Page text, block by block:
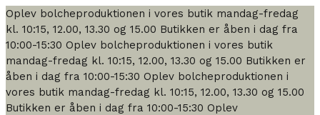
Oplev bolcheproduktionen i vores butik mandag-fredag
kl. 10:15, 12.00, 13.30 og 15.00 Butikken er åben i dag fra
10:00-15:30 Oplev bolcheproduktionen i vores butik
mandag-fredag kl. 10:15, 12.00, 13.30 og 15.00 Butikken er
åben i dag fra 10:00-15:30 Oplev bolcheproduktionen i
vores butik mandag-fredag kl. 10:15, 12.00, 13.30 og 15.00
Butikken er åben i dag fra 10:00-15:30 Oplev